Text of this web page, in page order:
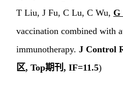
T Liu, J Fu, C Lu, C Wu, G
vaccination combined with
immunotherapy. J Control
区, Top期刊, IF=11.5)